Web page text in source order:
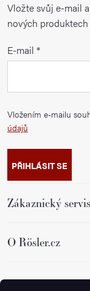
Vložte svůj e-mail
nových
E-mail
Vložením e-mailu
údajů
PŘIHLÁSIT SE
Zákaznický servis
O Rösler.cz